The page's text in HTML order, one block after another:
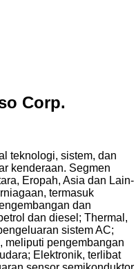
Corp.
teknologi, sistem, dan
kenderaan. Segmen
Eropah, Asia dan Lain-
termasuk
dan
dan diesel; Thermal,
sistem AC;
meliputi pengembangan
Elektronik, terlibat